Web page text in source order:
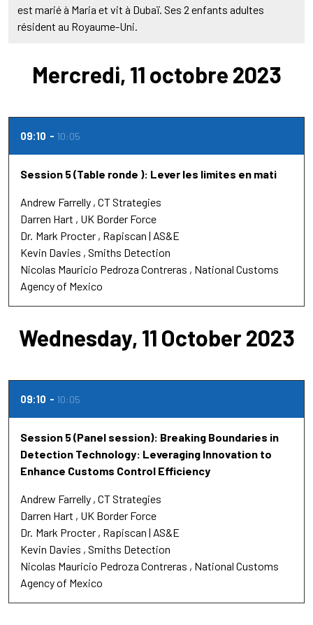
est marié à Maria et vit à Dubaï. Ses 2 enfants adultes
résident au Royaume-Uni.
Mercredi, 11 octobre 2023
09:10 10:05
Session 5 (Table ronde ): Lever les limites en mati
Andrew Farrelly CT Strategies
Darren Hart
UK Border Force
Dr. Mark Procter Rapiscan | AS&E
Kevin Davies Smiths Detection
Nicolas Mauricio Pedroza Contreras
National Customs
Agency of Mexico
Wednesday, 11 October 2023
09:10 10:05
Session 5 (Panel session): Breaking Boundaries in
Detection Technology: Leveraging Innovation to
Enhance Customs Control Efficiency
Andrew Farrelly CT Strategies
Darren Hart
UK Border Force
Dr. Mark Procter Rapiscan | AS&E
Kevin Davies Smiths Detection
Nicolas Mauricio Pedroza Contreras
National Customs
Agency of Mexico